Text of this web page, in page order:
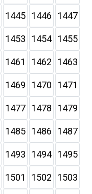
1445 1446 1447
1453 1454 1455
1461 1462 1463
1469 1470 1471
1477 1478 1479
1485 1486 1487
1493 1494 1495
1501 1502 1503